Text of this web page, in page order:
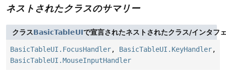
ネストされたクラスのサマリー
クラスBasicTableUIで宣言されたネストされたクラス/インタフ
BasicTableUI.FocusHandler, BasicTableUI.KeyHandler,
BasicTableUI.MouseInputHandler